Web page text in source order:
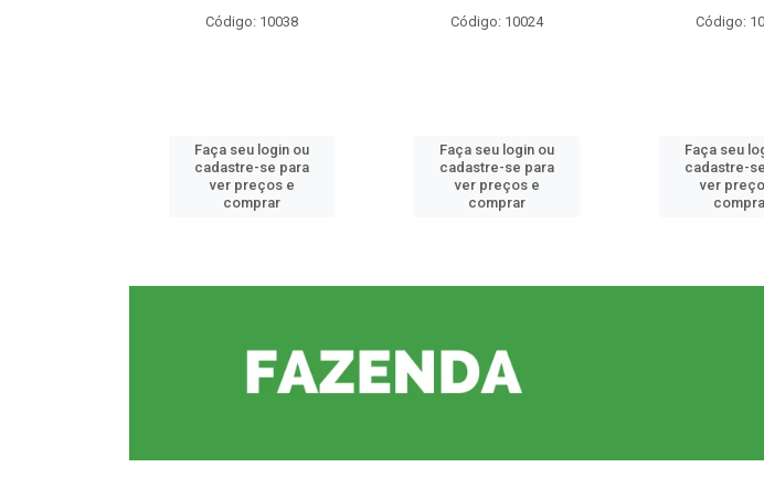
Código: 10038
Faça seu login ou
cadastre-se para
ver preços e
comprar
Código: 10024
Faça seu login ou
cadastre-se para
ver preços e
comprar
Código:
Faça seu
cadastre-
ver